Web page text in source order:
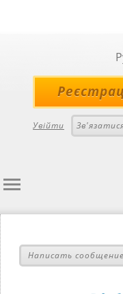
Увійти
Написать сообщение